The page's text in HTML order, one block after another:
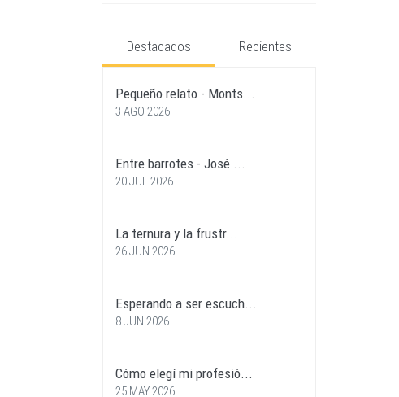
Destacados Recientes
Pequeño relato - Monts...
3 AGO 2026
Entre barrotes - José ...
20 JUL 2026
La ternura y la frustr...
26 JUN 2026
Esperando a ser escuch...
8 JUN 2026
Cómo elegí mi profesió...
25 MAY 2026